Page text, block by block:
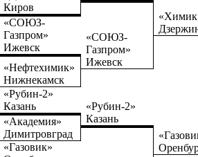
Киров
«СОЮЗ-
Газпром»
Ижевск
«СОЮЗ-
Газпром»
Ижевск
«Нефтехимик»
Нижнекамск
«Рубин-2»
Казань
«Рубин-2»
Казань
«Академия»
Димитровград
«Газовик»